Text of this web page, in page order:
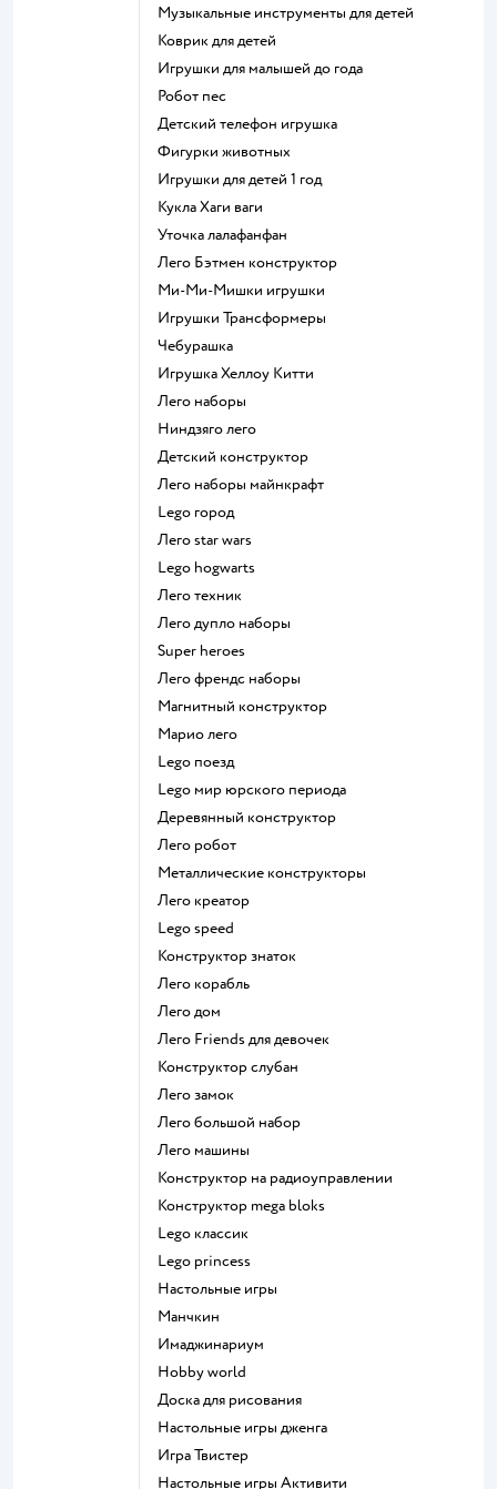
Музыкальные инструменты для детей
Коврик для детей
Игрушки для малышей до года
Робот пес
Детский телефон игрушка
Фигурки животных
Игрушки для детей 1 год
Кукла Хаги ваги
Уточка лалафанфан
Лего Бэтмен конструктор
Ми-Ми-Мишки игрушки
Игрушки Трансформеры
Чебурашка
Игрушка Хеллоу Китти
Лего наборы
Ниндзяго лего
Детский конструктор
Лего наборы майнкрафт
Lego город
Лего star wars
Lego hogwarts
Лего техник
Лего дупло наборы
Super heroes
Лего френдс наборы
Магнитный конструктор
Марио лего
Lego поезд
Lego мир юрского периода
Деревянный конструктор
Лего робот
Металлические конструкторы
Лего креатор
Lego speed
Конструктор знаток
Лего корабль
Лего дом
Лего Friends для девочек
Конструктор слубан
Лего замок
Лего большой набор
Лего машины
Конструктор на радиоуправлении
Конструктор mega bloks
Lego классик
Lego princess
Настольные игры
Манчкин
Имаджинариум
Hobby world
Доска для рисования
Настольные игры дженга
Игра Твистер
Настольные игры Активити